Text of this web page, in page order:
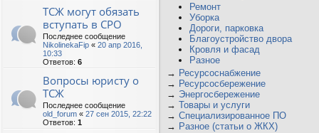
ТСЖ могут обязать
вступать в СРО
Последнее сообщение
NikolinekaFip « 20 апр 2016,
10:33
Ответов: 6
Вопросы юристу о
ТСЖ
Последнее сообщение
old_forum « 27 сен 2015, 22:22
Ответов: 1
Ремонт
Уборка
Дороги, парковка
Благоустройство двора
Кровля и фасад
Разное
→ Ресурсоснабжение
→ Ресурсосбережение
→ Энергосбережение
→ Товары и услуги
→ Специализированное ПО
→ Разное (статьи о ЖКХ)